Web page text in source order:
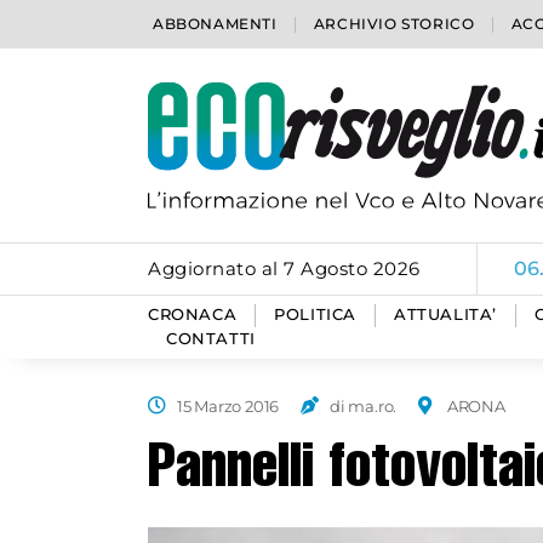
ABBONAMENTI ARCHIVIO STORICO
Aggiornato al 7 Agosto 2026
CRONACA POLITICA ATTUALITA’
CONTATTI
15 Marzo 2016 di ma.ro. ARONA
Pannelli